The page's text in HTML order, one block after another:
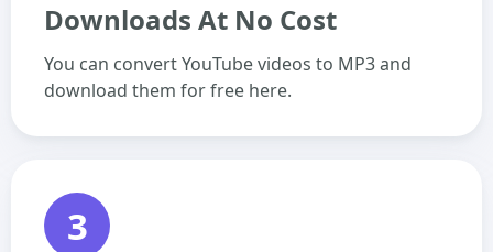
Downloads At No Cost
You can convert YouTube videos to MP3 and
download them for free here.
3